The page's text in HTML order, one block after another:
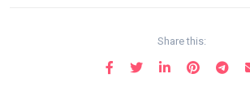
Share this: